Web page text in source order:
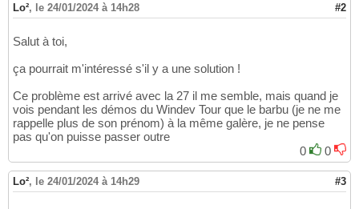
Lo², le 24/01/2024 à 14h28 #2
Salut à toi,
ça pourrait m'intéressé s'il y a une solution !
Ce problème est arrivé avec la 27 il me semble, mais quand je
vois pendant les démos du Windev Tour que le barbu (je ne me
rappelle plus de son prénom) à la même galère, je ne pense
pas qu'on puisse passer outre
0
0
Lo², le 24/01/2024 à 14h29 #3